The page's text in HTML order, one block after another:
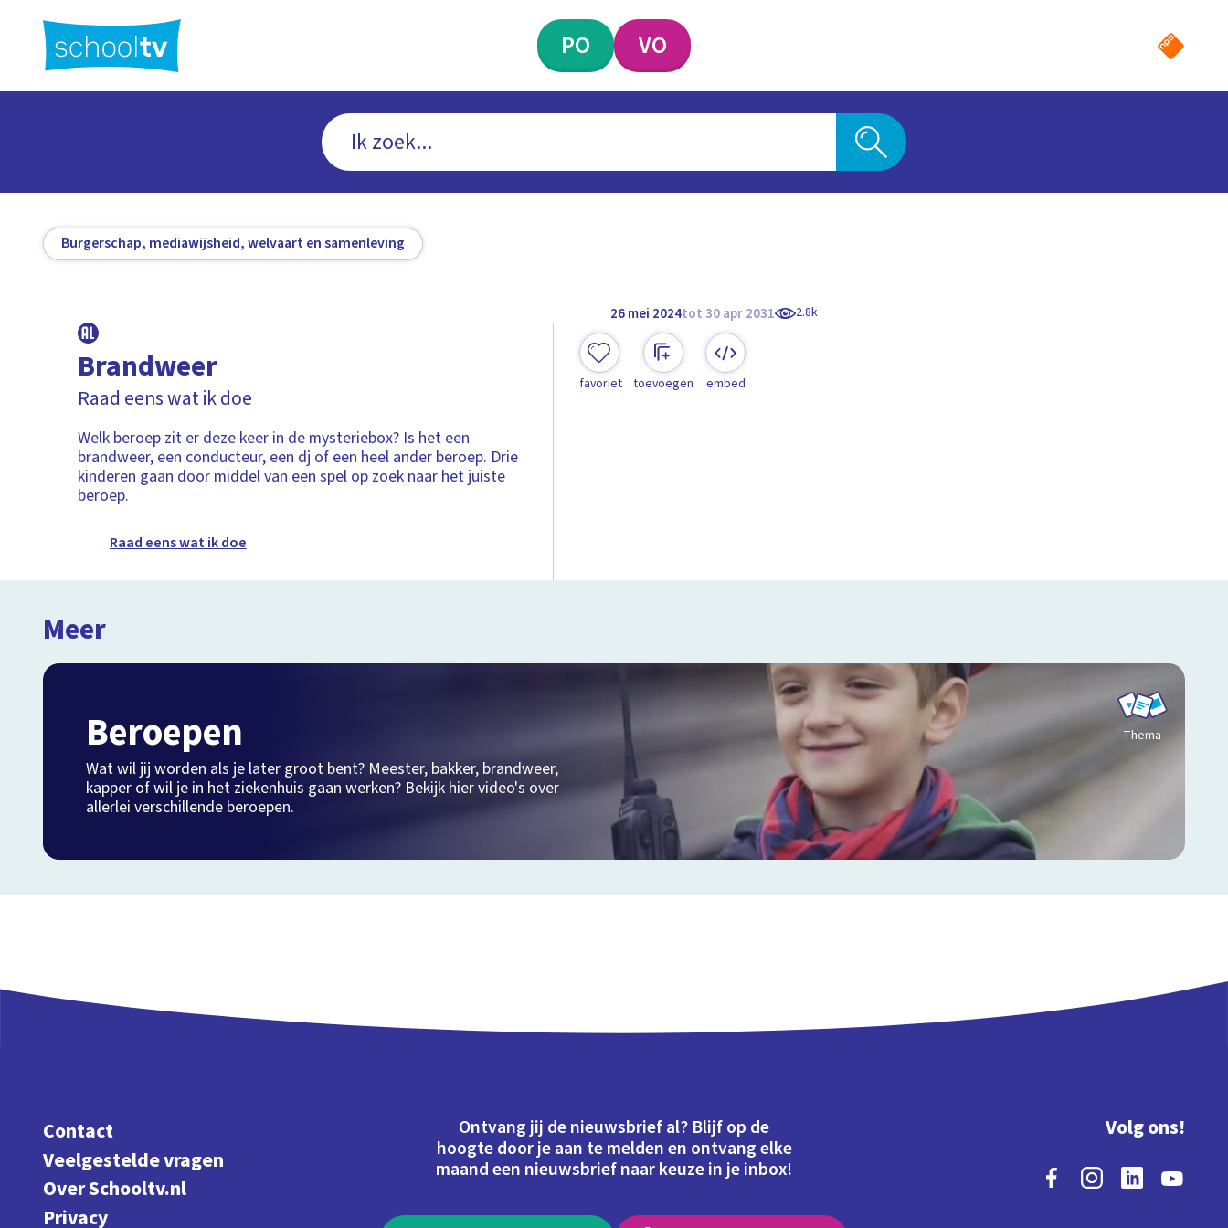
hoofdinhoud
PO VO
Burgerschap, mediawijsheid, welvaart en samenleving
26 mei 2024tot 30 apr 2031 2.8k
Brandweer
Raad eens wat ik doe
Welk beroep zit er deze keer in de mysteriebox? Is het een
brandweer, een conducteur, een dj of een heel ander beroep. Drie
kinderen gaan door middel van een spel op zoek naar het juiste
beroep.
Raad eens wat ik doe
favoriet toevoegen embed
Meer
Beroepen
Wat wil jij worden als je later groot bent? Meester, bakker, brandweer,
kapper of wil je in het ziekenhuis gaan werken? Bekijk hier video's over
allerlei verschillende beroepen.
Thema
Contact
Veelgestelde vragen
Over Schooltv.nl
Privacy
Ontvang jij de nieuwsbrief al? Blijf op de
hoogte door je aan te melden en ontvang elke
maand een nieuwsbrief naar keuze in je inbox!
Volg ons!